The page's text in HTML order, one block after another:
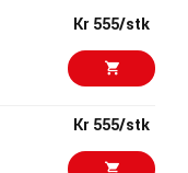
Kr 555/stk
Kr 555/stk